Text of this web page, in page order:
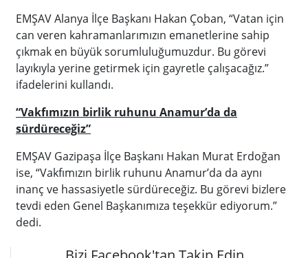
EMŞAV Alanya İlçe Başkanı Hakan Çoban, “Vatan için
can veren kahramanlarımızın emanetlerine sahip
çıkmak en büyük sorumluluğumuzdur. Bu görevi
layıkıyla yerine getirmek için gayretle çalışacağız.”
ifadelerini kullandı.
“Vakfımızın birlik ruhunu Anamur’da da
sürdüreceğiz”
EMŞAV Gazipaşa İlçe Başkanı Hakan Murat Erdoğan
ise, “Vakfımızın birlik ruhunu Anamur’da da aynı
inanç ve hassasiyetle sürdüreceğiz. Bu görevi bizlere
tevdi eden Genel Başkanımıza teşekkür ediyorum.”
dedi.